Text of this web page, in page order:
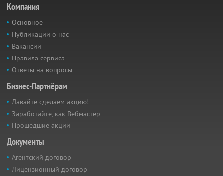
Компания
Основное
Публикации о нас
Вакансии
Правила сервиса
Ответы на вопросы
Бизнес-Партнёрам
Давайте сделаем акцию!
Заработайте, как Вебмастер
Прошедшие акции
Документы
Агентский договор
Лицензионный договор